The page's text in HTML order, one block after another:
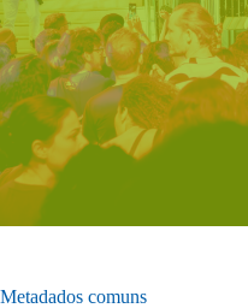
Metadados comuns